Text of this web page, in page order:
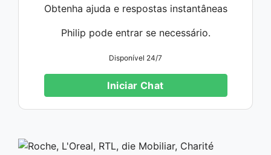
Obtenha ajuda e respostas instantâneas
Philip pode entrar se necessário.
Disponível 24/7
Iniciar Chat